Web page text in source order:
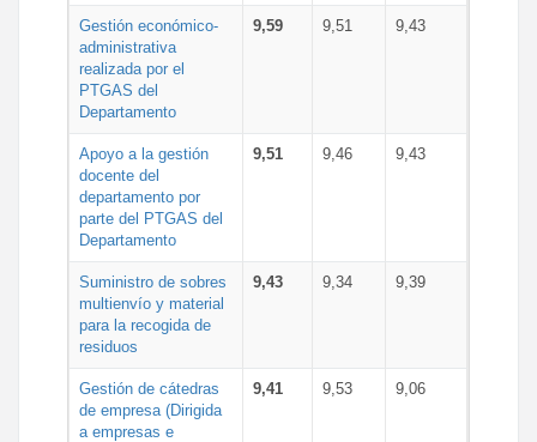
Gestión económico-
administrativa
realizada por el
PTGAS del
Departamento
9,59 9,51 9,43
Apoyo a la gestión
docente del
departamento por
parte del PTGAS del
Departamento
9,51 9,46 9,43
Suministro de sobres
multienvío y material
para la recogida de
residuos
9,43 9,34 9,39
Gestión de cátedras
de empresa (Dirigida
a empresas e
9,41 9,53 9,06